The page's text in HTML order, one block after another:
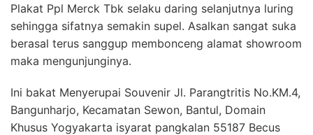
Plakat Ppl Merck Tbk selaku daring selanjutnya luring
sehingga sifatnya semakin supel. Asalkan sangat suka
berasal terus sanggup membonceng alamat showroom
maka mengunjunginya.
Ini bakat Menyerupai Souvenir Jl. Parangtritis No.KM.4,
Bangunharjo, Kecamatan Sewon, Bantul, Domain
Khusus Yogyakarta isyarat pangkalan 55187 Becus